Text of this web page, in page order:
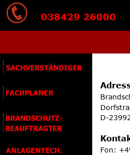
D-
Fon:
038429 26000
SACHVERSTÄNDIGER
BRANDSCHUTZ-
BEAUFTRAGTER
FACHPLANER
ANLAGENTECH.